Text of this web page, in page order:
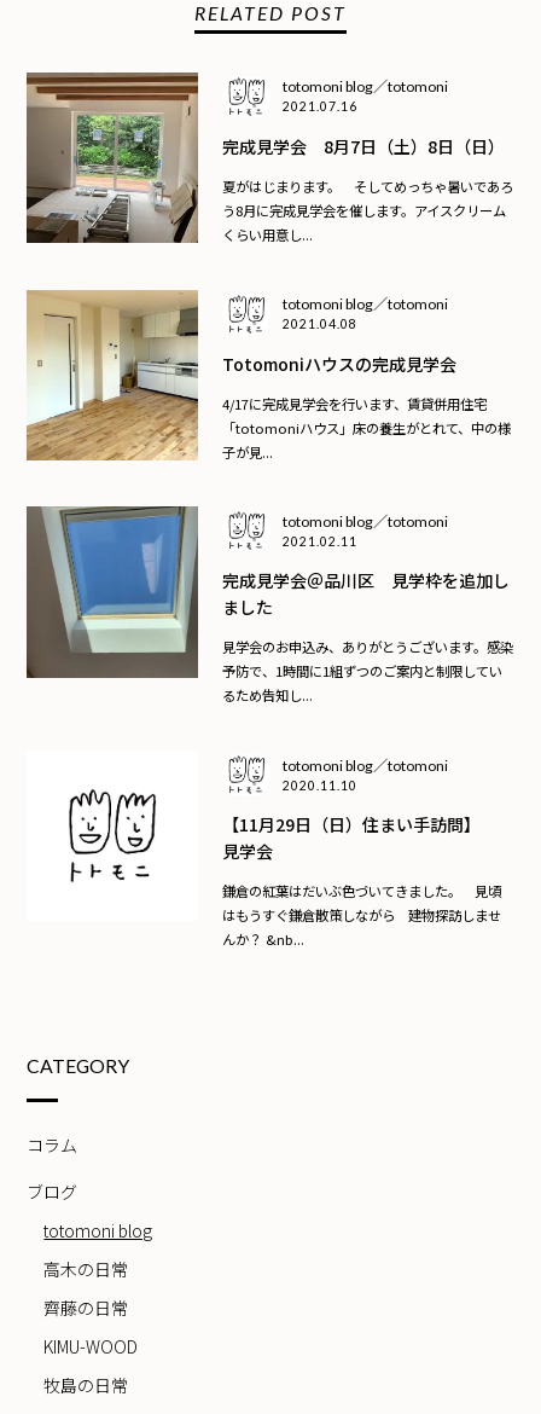
RELATED POST
totomoni blog／totomoni
2021.07.16
完成見学会 8月7日（土）8日（日）
夏がはじまります。 そしてめっちゃ暑いであろ
う8月に完成見学会を催します。アイスクリーム
くらい用意し...
totomoni blog／totomoni
2021.04.08
Totomoniハウスの完成見学会
4/17に完成見学会を行います、賃貸併用住宅
「totomoniハウス」床の養生がとれて、中の様
子が見...
totomoni blog／totomoni
2021.02.11
完成見学会＠品川区 見学枠を追加し
ました
見学会のお申込み、ありがとうございます。感染
予防で、1時間に1組ずつのご案内と制限してい
るため告知し...
totomoni blog／totomoni
2020.11.10
【11月29日（日）住まい手訪問】
見学会
鎌倉の紅葉はだいぶ色づいてきました。 見頃
はもうすぐ鎌倉散策しながら 建物探訪しませ
んか？ &nb...
CATEGORY
コラム
ブログ
totomoni blog
高木の日常
齊藤の日常
KIMU-WOOD
牧島の日常